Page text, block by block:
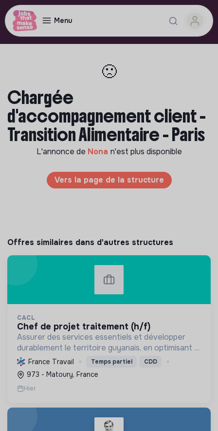
Menu
🙁
Chargée
d'accompagnement client -
Transition Alimentaire - Paris
L'annonce de Nona n'est plus disponible
Vers la page de la structure
Offres similaires dans d'autres structures
CACL
chef de projet traitement (h/f)
Assurer des services essentiels et développer
durablement le territoire guyanais, en optimisant la
gestion des ressources et en promouvant la
transition écologique et sociale.
France Travail Temps partiel CDD
973 - Matoury, France
Hier